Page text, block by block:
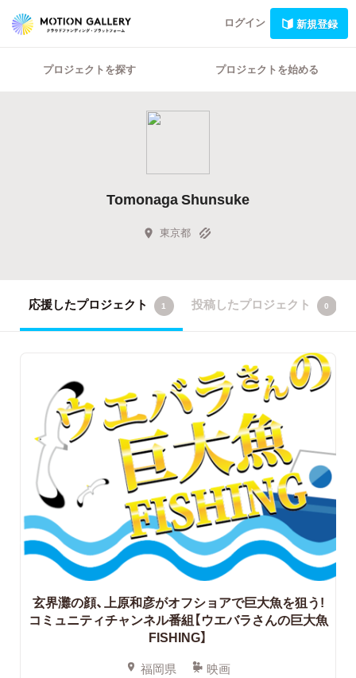
ログイン 新規登録
プロジェクトを探す プロジェクトを始める
Tomonaga Shunsuke
東京都
応援したプロジェクト 1 投稿したプロジェクト 0
玄界灘の顔、上原和彦がオフショアで巨大魚を狙う!
コミュニティチャンネル番組【ウエバラさんの巨大魚
FISHING】
福岡県 映画